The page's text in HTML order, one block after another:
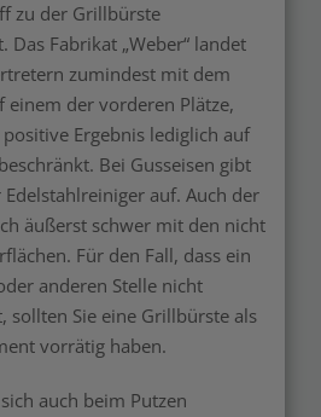
zu der Grillbürste
Fabrikat „Weber“ landet
zumindest mit dem
einem der vorderen Plätze,
Ergebnis lediglich auf
Bei Gusseisen gibt
auf. Auch der
äußerst schwer mit den nicht
Für den Fall, dass ein
anderen Stelle nicht
sollten Sie eine Grillbürste als
vorrätig haben.
auch beim Putzen